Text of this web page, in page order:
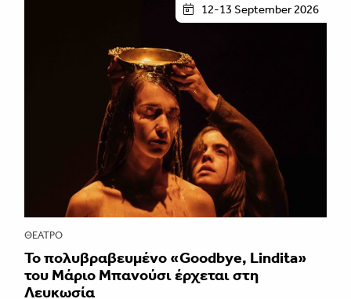
12-13 September 2026
ΘΈΑΤΡΟ
Το πολυβραβευμένο «Goodbye, Lindita»
του Μάριο Μπανούσι έρχεται στη
Λευκωσία